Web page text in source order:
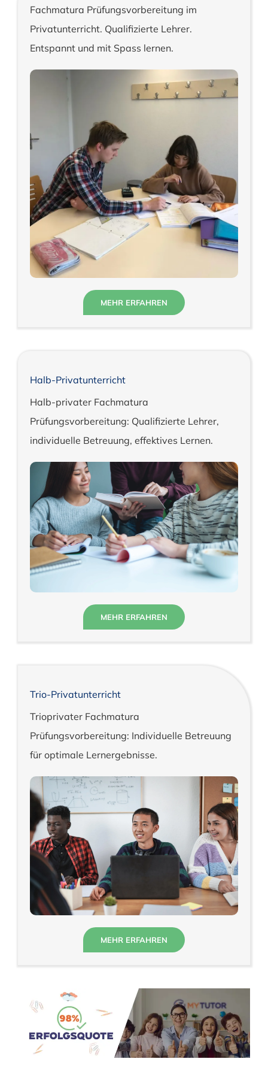
Fachmatura Prüfungsvorbereitung im
Privatunterricht. Qualifizierte Lehrer.
Entspannt und mit Spass lernen.
MEHR ERFAHREN
Halb-Privatunterricht
Halb-privater Fachmatura
Prüfungsvorbereitung: Qualifizierte Lehrer,
individuelle Betreuung, effektives Lernen.
MEHR ERFAHREN
Trio-Privatunterricht
Trioprivater Fachmatura
Prüfungsvorbereitung: Individuelle Betreuung
für optimale Lernergebnisse.
MEHR ERFAHREN